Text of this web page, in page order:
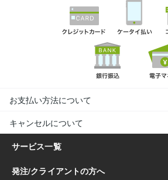
お支払い方法について
キャンセルについて